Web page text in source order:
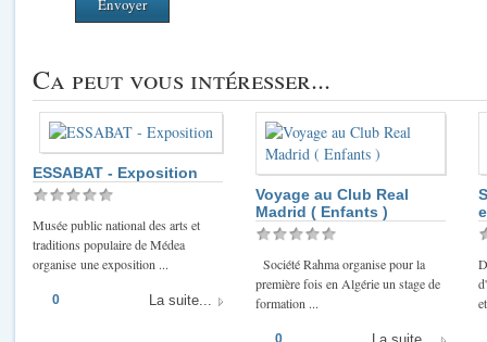
Ca peut vous intéresser...
ESSABAT - Exposition
Musée public national des arts et
traditions populaire de Médea
organise une exposition ...
0 La suite...
Voyage au Club Real
Madrid ( Enfants )
Société Rahma organise pour la
première fois en Algérie un stage de
formation ...
0